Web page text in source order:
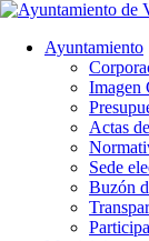
Ayuntamiento
Imagen
Actas
Sede
Buzón